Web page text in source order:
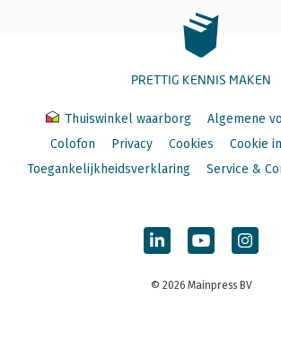
PRETTIG KENNIS MAKEN
Thuiswinkel waarborg
Algemene
Colofon
Privacy Cookies
Cookie
Toegankelijkheidsverklaring
Service &
© 2026 Mainpress BV